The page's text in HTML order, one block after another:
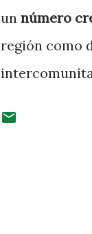
un número
región como